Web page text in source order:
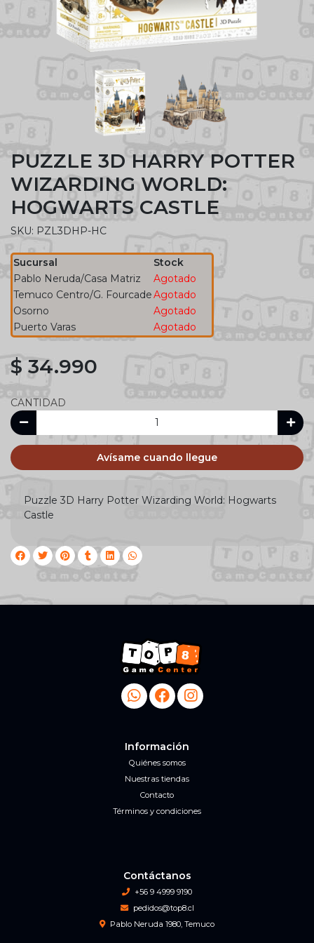
PUZZLE 3D HARRY POTTER
WIZARDING WORLD:
HOGWARTS CASTLE
SKU: PZL3DHP-HC
Sucursal
Stock
Pablo Neruda/Casa Matriz
Agotado
Temuco Centro/G. FourcadeAgotado
Osorno
Agotado
Puerto Varas
Agotado
$ 34.990
CANTIDAD
Avísame cuando llegue
Puzzle 3D Harry Potter Wizarding World: Hogwarts
Castle
Información
Quiénes somos
Nuestras tiendas
Contacto
Términos y condiciones
Contáctanos
+56 9 4999 9190
pedidos@top8.cl
Pablo Neruda 1980, Temuco